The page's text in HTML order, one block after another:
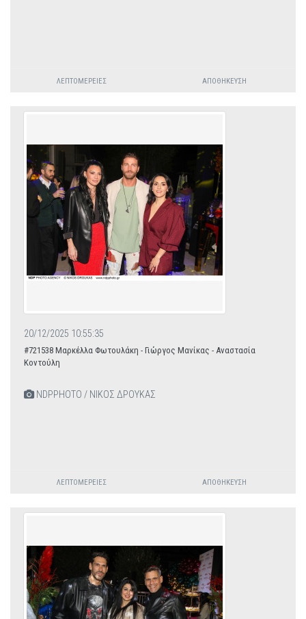
ΛΕΠΤΟΜΈΡΕΙΕΣ ΑΠΟΘΉΚΕΥΣΗ
20/12/2025 10:55:35
#721538 Μαρκέλλα Φωτουλάκη - Γιώργος Μανίκας - Αναστασία
Κοντούλη
NDPPHOTO / ΝΙΚΟΣ ΔΡΟΥΚΑΣ
ΛΕΠΤΟΜΈΡΕΙΕΣ ΑΠΟΘΉΚΕΥΣΗ